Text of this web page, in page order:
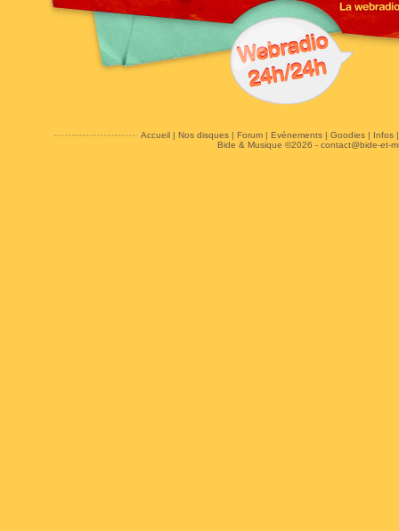
Accueil| Nos disques| Forum| Evénements| Goodies| Infos
Bide & Musique ©2026 - contact@bide-et-